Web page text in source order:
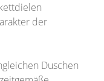
der
Duschen